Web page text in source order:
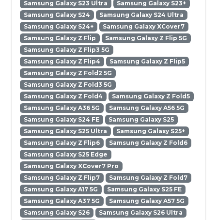
Samsung Galaxy S23 Ultra
Samsung Galaxy S23+
Samsung Galaxy S24
Samsung Galaxy S24 Ultra
Samsung Galaxy S24+
Samsung Galaxy XCover7
Samsung Galaxy Z Flip
Samsung Galaxy Z Flip 5G
Samsung Galaxy Z Flip3 5G
Samsung Galaxy Z Flip4
Samsung Galaxy Z Flip5
Samsung Galaxy Z Fold2 5G
Samsung Galaxy Z Fold3 5G
Samsung Galaxy Z Fold4
Samsung Galaxy Z Fold5
Samsung Galaxy A36 5G
Samsung Galaxy A56 5G
Samsung Galaxy S24 FE
Samsung Galaxy S25
Samsung Galaxy S25 Ultra
Samsung Galaxy S25+
Samsung Galaxy Z Flip6
Samsung Galaxy Z Fold6
Samsung Galaxy S25 Edge
Samsung Galaxy XCover7 Pro
Samsung Galaxy Z Flip7
Samsung Galaxy Z Fold7
Samsung Galaxy A17 5G
Samsung Galaxy S25 FE
Samsung Galaxy A37 5G
Samsung Galaxy A57 5G
Samsung Galaxy S26
Samsung Galaxy S26 Ultra